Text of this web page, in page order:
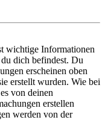
wichtige Informationen
dich befindest. Du
erscheinen oben
erstellt wurden. Wie bei
von deinen
erstellen
werden von der